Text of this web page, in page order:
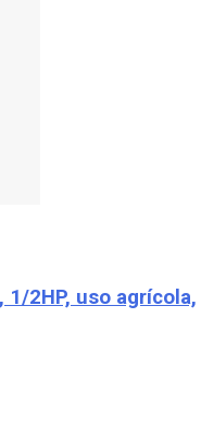
1/2HP, uso agrícola,